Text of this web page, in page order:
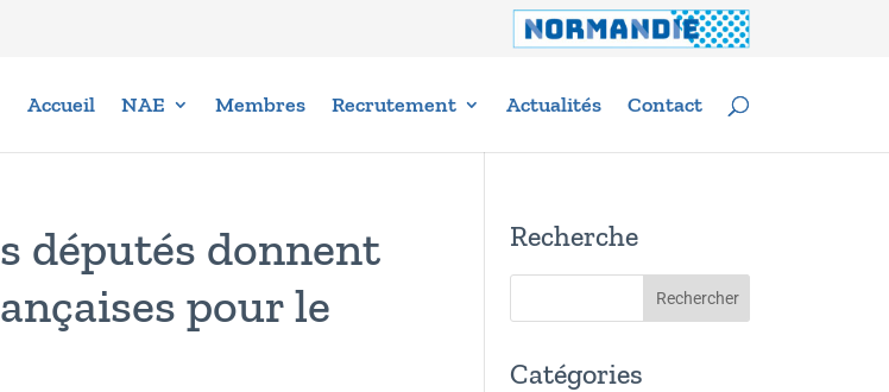
Accueil NAE Membres Recrutement Actualités Contact
députés donnent
pour le
Recherche
Catégories